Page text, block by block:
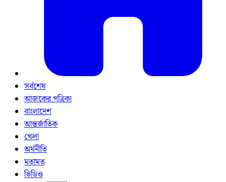
সর্বশেষ
আজকের পত্রিকা
বাংলাদেশ
আন্তর্জাতিক
খেলা
অর্থনীতি
মতামত
ভিডিও